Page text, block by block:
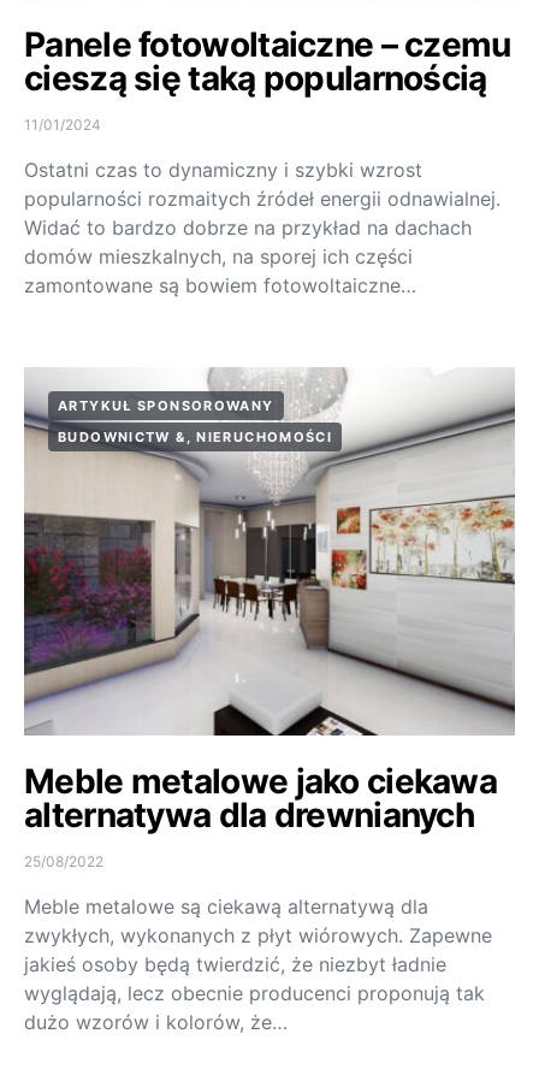
Panele fotowoltaiczne – czemu
cieszą się taką popularnością
11/01/2024
Ostatni czas to dynamiczny i szybki wzrost
popularności rozmaitych źródeł energii odnawialnej.
Widać to bardzo dobrze na przykład na dachach
domów mieszkalnych, na sporej ich części
zamontowane są bowiem fotowoltaiczne…
ARTYKUŁ SPONSOROWANY
BUDOWNICTW &, NIERUCHOMOŚCI
Meble metalowe jako ciekawa
alternatywa dla drewnianych
25/08/2022
Meble metalowe są ciekawą alternatywą dla
zwykłych, wykonanych z płyt wiórowych. Zapewne
jakieś osoby będą twierdzić, że niezbyt ładnie
wyglądają, lecz obecnie producenci proponują tak
dużo wzorów i kolorów, że…